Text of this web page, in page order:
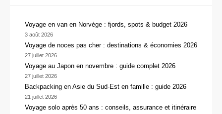
Voyage en van en Norvège : fjords, spots & budget 2026
3 août 2026
Voyage de noces pas cher : destinations & économies 2026
27 juillet 2026
Voyage au Japon en novembre : guide complet 2026
27 juillet 2026
Backpacking en Asie du Sud-Est en famille : guide 2026
21 juillet 2026
Voyage solo après 50 ans : conseils, assurance et itinéraire